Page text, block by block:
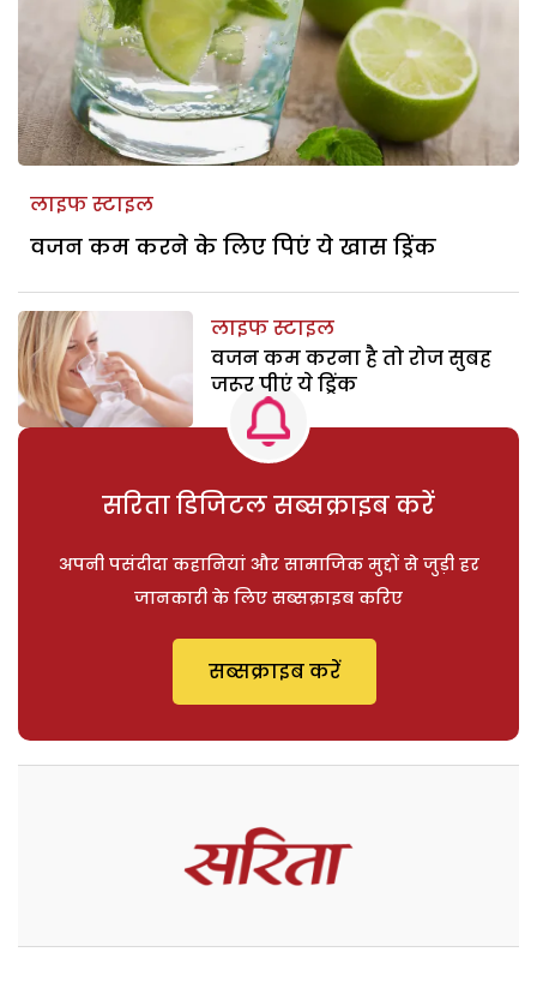
लाइफ स्टाइल
वजन कम करने के लिए पिएं ये खास ड्रिंक
लाइफ स्टाइल
वजन कम करना है तो रोज सुबह
जरूर पीएं ये ड्रिंक
सरिता डिजिटल सब्सक्राइब करें
अपनी पसंदीदा कहानियां और सामाजिक मुद्दों से जुड़ी हर
जानकारी के लिए सब्सक्राइब करिए
सब्सक्राइब करें